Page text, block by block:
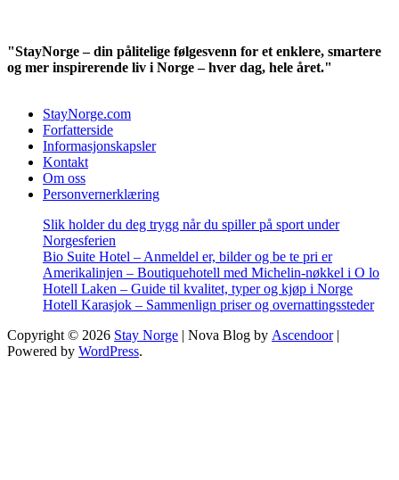
"StayNorge – din pålitelige følgesvenn for et enklere, smartere
og mer inspirerende liv i Norge – hver dag, hele året."
StayNorge.com
Forfatterside
Informasjonskapsler
Kontakt
Om oss
Personvernerklæring
Slik holder du deg trygg når du spiller på sport under
Norgesferien
Bio Suite Hotel – Anmeldel er, bilder og be te pri er
Amerikalinjen – Boutiquehotell med Michelin-nøkkel i O lo
Hotell Laken – Guide til kvalitet, typer og kjøp i Norge
Hotell Karasjok – Sammenlign priser og overnattingssteder
Copyright © 2026 Stay Norge | Nova Blog by Ascendoor|
Powered by WordPress.